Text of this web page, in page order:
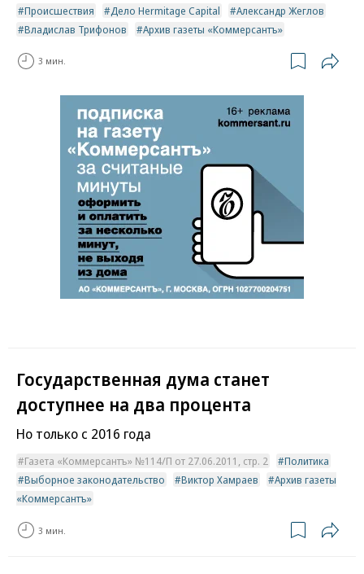
Происшествия
Дело Hermitage Capital
Александр Жеглов
Владислав Трифонов
Архив газеты «Коммерсантъ»
3 мин.
Государственная дума станет
доступнее на два процента
Но только с 2016 года
Газета «Коммерсантъ» №114/П от 27.06.2011, стр. 2
Политика
Выборное законодательство
Виктор Хамраев
Архив газеты
«Коммерсантъ»
3 мин.